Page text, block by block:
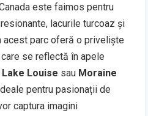
este faimos pentru
lacurile turcoaz și
acest parc oferă o priveliște
se reflectă în apele
Lake Louise sau Moraine
pentru pasionații de
captura imagini